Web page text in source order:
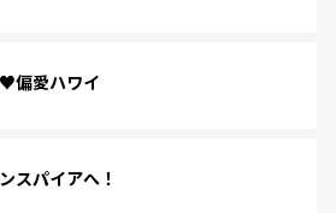
偏愛ハワイ
スパイアへ！